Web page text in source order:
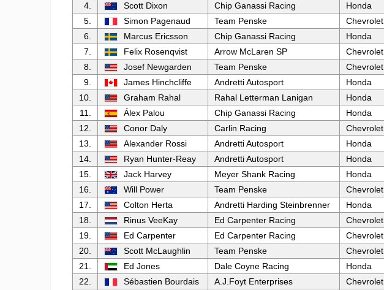
4.
Scott Dixon Chip Ganassi Racing Honda
5.
Simon Pagenaud Team Penske Chevrolet
6.
Marcus Ericsson Chip Ganassi Racing Honda
7.
Felix Rosenqvist Arrow McLaren SP Chevrolet
8.
Josef Newgarden Team Penske Chevrolet
9.
James Hinchcliffe Andretti Autosport Honda
10.
Graham Rahal Rahal Letterman Lanigan Honda
11.
Álex Palou Chip Ganassi Racing Honda
12.
Conor Daly Carlin Racing Chevrolet
13.
Alexander Rossi Andretti Autosport Honda
14.
Ryan Hunter-Reay Andretti Autosport Honda
15.
Jack Harvey Meyer Shank Racing Honda
16.
Will Power Team Penske Chevrolet
17.
Colton Herta Andretti Harding Steinbrenner Honda
18.
Rinus VeeKay Ed Carpenter Racing Chevrolet
19.
Ed Carpenter Ed Carpenter Racing Chevrolet
20.
Scott McLaughlin Team Penske Chevrolet
21.
Ed Jones Dale Coyne Racing Honda
22.
Sébastien Bourdais A.J.Foyt Enterprises Chevrolet